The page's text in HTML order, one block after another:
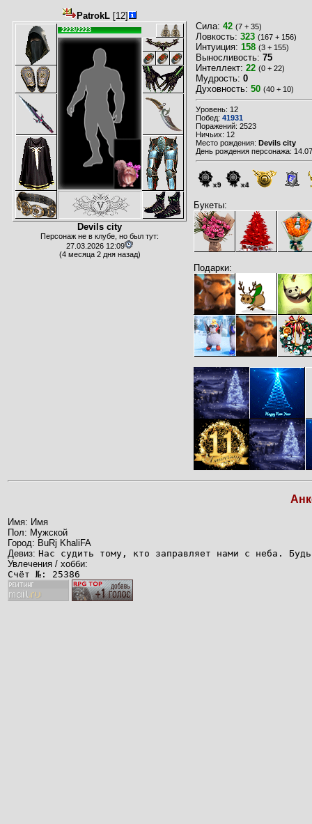
PatrokL [12]
2223/2223
Devils city
Персонаж не в клубе, но был тут:
27.03.2026 12:09
(4 месяца 2 дня назад)
Сила: 42 (7 + 35)
Ловкость: 323 (167 + 156)
Интуиция: 158 (3 + 155)
Выносливость: 75
Интеллект: 22 (0 + 22)
Мудрость: 0
Духовность: 50 (40 + 10)
Уровень: 12
Побед: 41931
Поражений: 2523
Ничьих: 12
Место рождения: Devils city
День рождения персонажа:
x9 x4
Букеты:
Подарки:
Имя: Имя
Пол: Мужской
Город: BuRj KhaliFA
Девиз: Нас судить тому, кто заправляет нами с неба.
Увлечения / хобби:
Счёт №: 25386